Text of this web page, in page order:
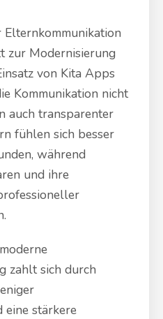
zur Modernisierung
von Kita Apps
Kommunikation nicht
auch transparenter
fühlen sich besser
während
und ihre
zahlt sich durch
eine stärkere